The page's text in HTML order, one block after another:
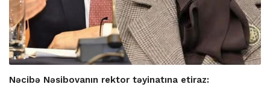
Nəcibə Nəsibovanın rektor təyinatına etiraz: